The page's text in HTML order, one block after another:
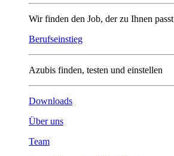
Wir finden den Job, der zu Ihnen passt
Berufseinstieg
Azubis finden, testen und einstellen
Downloads
Über uns
Team